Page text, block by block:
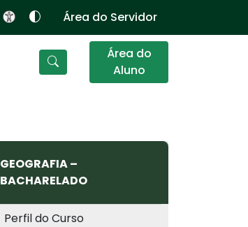
Área do Servidor
Área do
Aluno
GEOGRAFIA –
BACHARELADO
Perfil do Curso